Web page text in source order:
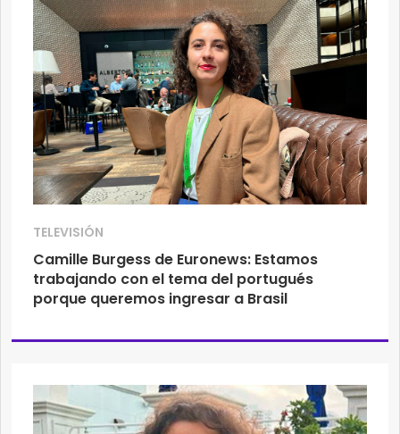
TELEVISIÓN
Camille Burgess de Euronews: Estamos
trabajando con el tema del portugués
porque queremos ingresar a Brasil